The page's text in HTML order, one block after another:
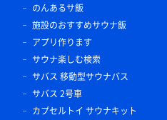
のんあるサ飯
施設のおすすめサウナ飯
アプリ作ります
サウナ楽しむ検索
サバス 移動型サウナバス
サバス 2号車
カプセルトイ サウナキット